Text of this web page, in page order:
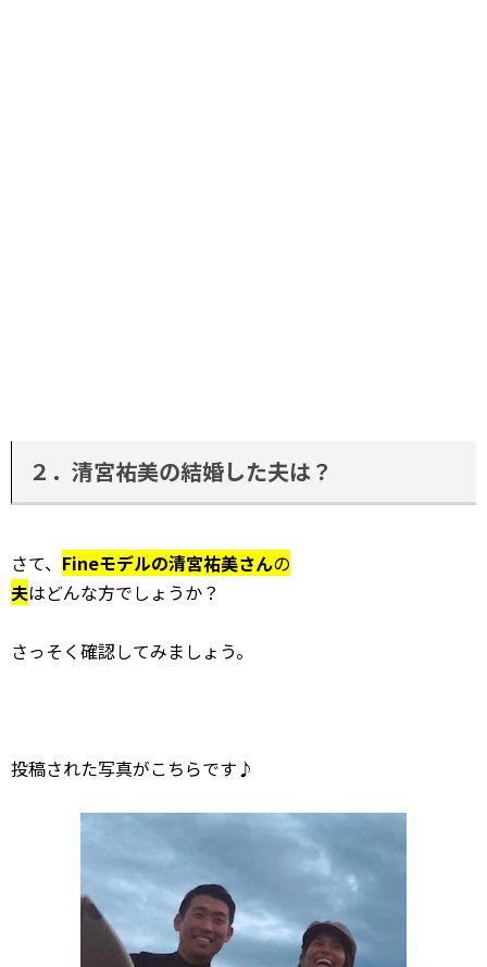
２．清宮祐美の結婚した夫は？
さて、 Fineモデルの清宮祐美さんの
夫はどんな方でしょうか？
さっそく確認してみましょう。
投稿された写真がこちらです♪